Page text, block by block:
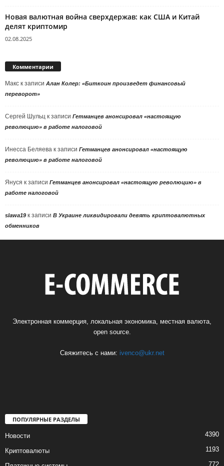
Новая валютная война сверхдержав: как США и Китай
делят криптомир
02.08.2025
Комментарии
Макс к записи Алан Колер: «Биткоин произведет финансовый
переворот»
Сергей Шульц к записи Гетманцев анонсировал «настоящую
революцию» в работе налоговой
Инесса Беляева к записи Гетманцев анонсировал «настоящую
революцию» в работе налоговой
Януся к записи Гетманцев анонсировал «настоящую революцию» в
работе налоговой
slawa19 к записи В Украине ликвидировали девять криптовалютных
обменников
Электронная коммерция, локальная экономика, местная валюта,
open source.
Свяжитесь с нами: ivenco@ukr.net
ПОПУЛЯРНЫЕ РАЗДЕЛЫ
Новости 4390
Криптовалюты 1193
772